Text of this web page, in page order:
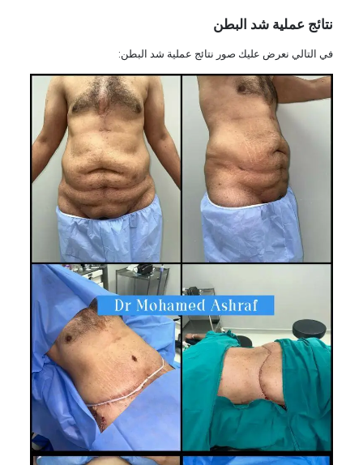
نتائج عملية شد البطن
في التالي نعرض عليك صور نتائج عملية شد البطن: